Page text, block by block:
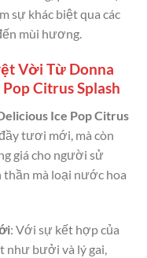
sự khác biệt qua các
mùi hương.
Vời Từ Donna
Citrus Splash
Ice Pop Citrus
tươi mới, mà còn
giá cho người sử
mà loại nước hoa
: Với sự kết hợp của
như bưởi và lý gai,